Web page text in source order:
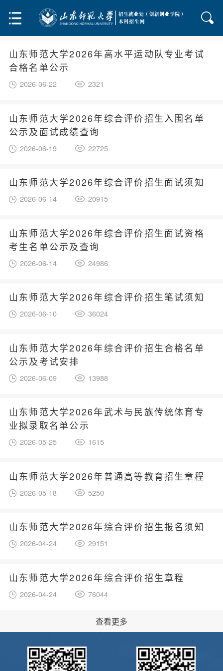
山东师范大学2026年高水平运动队专业考试
合格名单公示
2026-06-22 2321
山东师范大学2026年综合评价招生入围名单
公示及面试成绩查询
2026-06-19 22725
山东师范大学2026年综合评价招生面试须知
2026-06-14 20915
山东师范大学2026年综合评价招生面试资格
考生名单公示及查询
2026-06-14 24986
山东师范大学2026年综合评价招生笔试须知
2026-06-10 36024
山东师范大学2026年综合评价招生合格名单
公示及考试安排
2026-06-09 13988
山东师范大学2026年武术与民族传统体育专
业拟录取名单公示
2026-05-25 1615
山东师范大学2026年普通高等教育招生章程
2026-05-18 5250
山东师范大学2026年综合评价招生报名须知
2026-04-24 29151
山东师范大学2026年综合评价招生章程
2026-04-24 76044
查看更多